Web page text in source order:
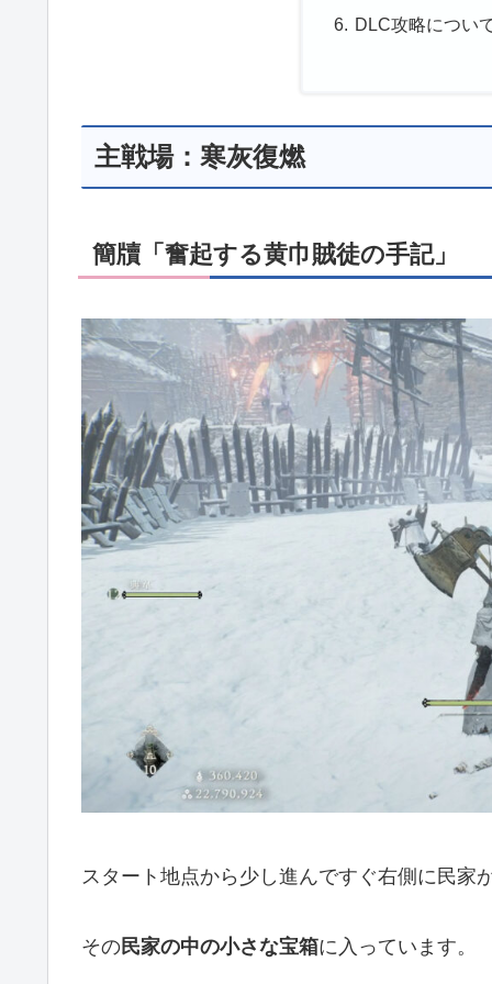
DLC攻略につい
主戦場：寒灰復燃
簡牘「奮起する黄巾賊徒の手記」
スタート地点から少し進んですぐ右側に民家
その民家の中の小さな宝箱に入っています。